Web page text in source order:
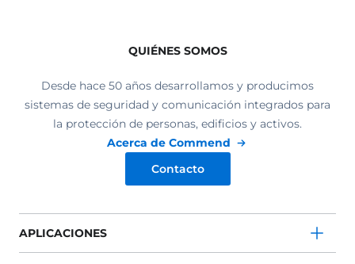
QUIÉNES SOMOS
Desde hace 50 años desarrollamos y producimos
sistemas de seguridad y comunicación integrados para
la protección de personas, edificios y activos.
Acerca de Commend
Contacto
APLICACIONES